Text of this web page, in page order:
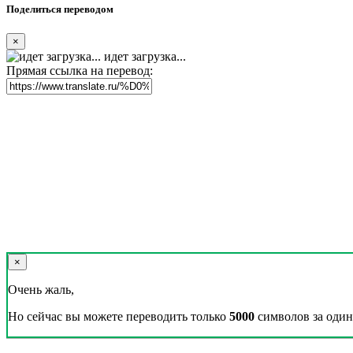
Поделиться переводом
×
идет загрузка...
Прямая ссылка на перевод:
×
Очень жаль,
Но сейчас вы можете переводить только 5000 символов за